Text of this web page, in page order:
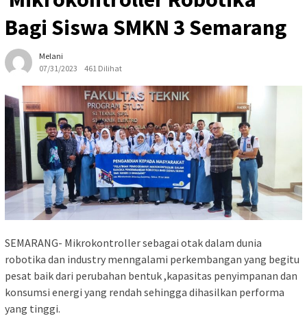
Bagi Siswa SMKN 3 Semarang
Melani
07/31/2023
461 Dilihat
SEMARANG- Mikrokontroller sebagai otak dalam dunia
robotika dan industry menngalami perkembangan yang begitu
pesat baik dari perubahan bentuk ,kapasitas penyimpanan dan
konsumsi energi yang rendah sehingga dihasilkan performa
yang tinggi.